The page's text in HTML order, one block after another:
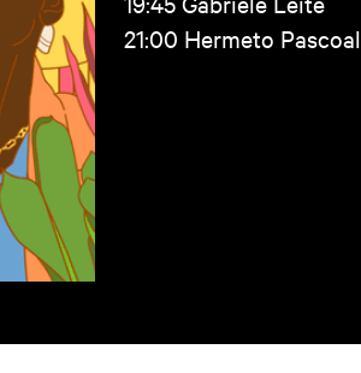
21:00 Hermeto Pascoal